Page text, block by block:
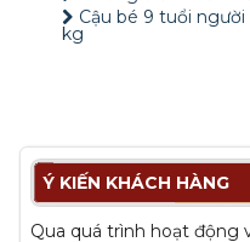
Cậu bé 9 tuổi
kg
Ý KIẾN KHÁCH HÀNG
Qua quá trình hoạt động